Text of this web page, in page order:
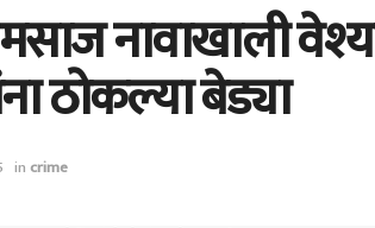
नावाखाली
ठोकल्या बेड्या
in crime